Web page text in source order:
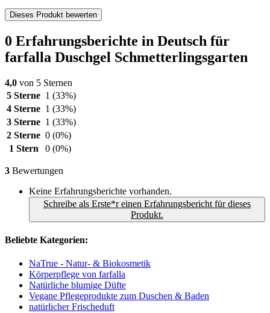
Dieses Produkt bewerten
0 Erfahrungsberichte in Deutsch für
farfalla Duschgel Schmetterlingsgarten
4,0 von 5 Sternen
5 Sterne 1 (33%)
4 Sterne 1 (33%)
3 Sterne 1 (33%)
2 Sterne 0 (0%)
1 Stern
0 (0%)
3 Bewertungen
Keine Erfahrungsberichte vorhanden.
Schreibe als Erste*r einen Erfahrungsbericht für dieses
Produkt.
Beliebte Kategorien:
NaTrue - Natur- & Biokosmetik
Körperpflege von farfalla
Natürliche blumige Düfte
Vegane Pflegeprodukte zum Duschen & Baden
natürlicher Frischeduft